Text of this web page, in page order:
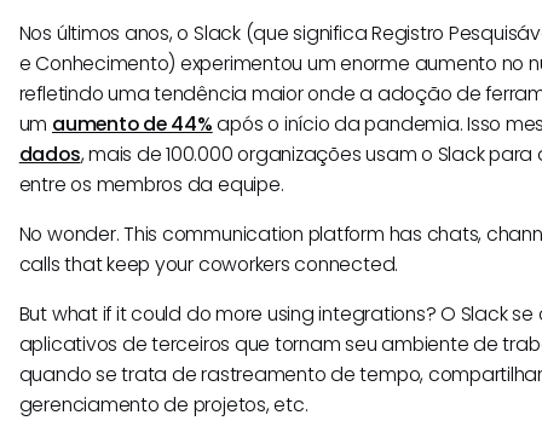
Nos últimos anos, o Slack (que significa Registro
e Conhecimento) experimentou um enorme aumento no
refletindo uma tendência maior onde a adoção de
um aumento de 44%após o início da pandemia. Isso
dados, mais de 100.000 organizações usam o Slack
entre os membros da equipe.
No wonder. This communication platform has chats,
calls that keep your coworkers connected.
But what if it could do more using integrations? O Slack
aplicativos de terceiros que tornam seu ambiente de
quando se trata de rastreamento de tempo,
gerenciamento de projetos, etc.